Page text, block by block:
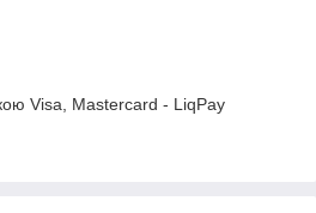
Visa, Mastercard - LiqPay